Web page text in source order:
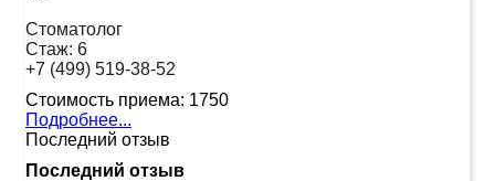
Стоматолог
Стаж: 6
+7 (499) 519-38-52
Стоимость приема: 1750
Подробнее...
Последний отзыв
Последний отзыв